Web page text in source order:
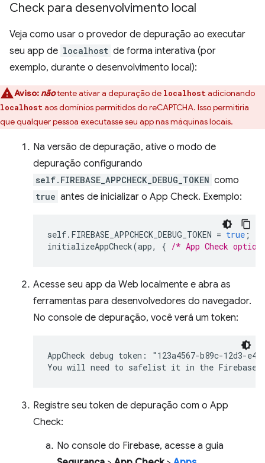
Check para desenvolvimento local
Veja como usar o provedor de depuração ao executar
seu app de localhost de forma interativa (por
exemplo, durante o desenvolvimento local):
Aviso: nãotente ativar a depuração de localhost adicionando
localhost aos domínios permitidos do reCAPTCHA. Isso permitiria
que qualquer pessoa executasse seu app nas máquinas locais.
Na versão de depuração, ative o modo de
depuração configurando
self.FIREBASE_APPCHECK_DEBUG_TOKEN como
true antes de inicializar o App Check. Exemplo:
self. FIREBASE_APPCHECK_DEBUG_TOKEN = true ;
initializeAppCheck(app, { /* App Check
Acesse seu app da Web localmente e abra as
ferramentas para desenvolvedores do navegador.
No console de depuração, você verá um token:
AppCheck debug token: "123a4567-b89c-12d3-
Registre seu token de depuração com o App
Check:
No console do Firebase, acesse a guia